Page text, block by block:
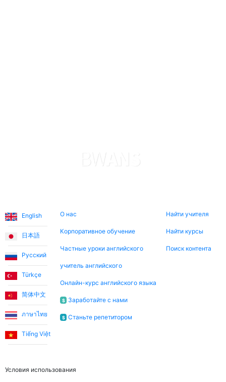
English
日本語
Русский
Türkçe
简体中文
ภาษาไทย
Tiếng Việt
О нас
Корпоративное обучение
Частные уроки английского
учитель английского
Онлайн-курс английского языка
$ Заработайте с нами
$ Станьте репетитором
Найти учителя
Найти курсы
Поиск контента
Условия использования